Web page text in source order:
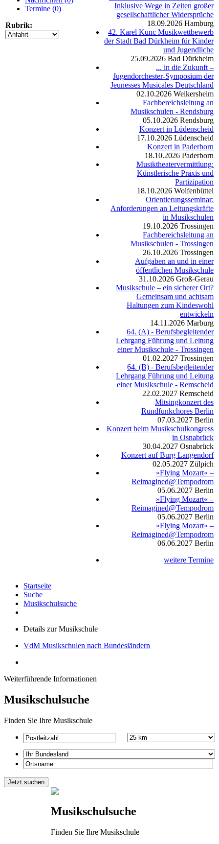
Termine (0)
Rubrik:
Inklusive Wege in Zeiten großer
gesellschaftlicher Widersprüche
18.09.2026 Hamburg
42. Karel Kunc Musikwettbewerb
der Stadt Bad Dürkheim für Kinder
und Jugendliche
25.09.2026 Bad Dürkheim
... in die Zukunft –
Jugendorchester-Symposium der
Jeunesses Musicales Deutschland
02.10.2026 Weikersheim
Fachbereichsleitung an
Musikschulen - Rendsburg
05.10.2026 Rendsburg
Konzert in Lüdenscheid
17.10.2026 Lüdenscheid
Konzert in Paderborn
18.10.2026 Paderborn
Musiktheatervermittlung:
Künstlerische Praxis und
Partizipation
18.10.2026 Wolfenbüttel
Orientierungsseminar:
Anforderungen an Leitungskräfte
in Musikschulen
19.10.2026 Trossingen
Fachbereichsleitung an
Musikschulen - Trossingen
26.10.2026 Trossingen
Aufgaben an und in einer
öffentlichen Musikschule
31.10.2026 Groß-Gerau
Musikschule – ein sicherer Ort?
Gemeinsam und achtsam
Haltungen zum Kindeswohl
entwickeln
14.11.2026 Marburg
64. (A) - Berufsbegleitender
Lehrgang Führung und Leitung
einer Musikschule - Trossingen
01.02.2027 Trossingen
64. (B) - Berufsbegleitender
Lehrgang Führung und Leitung
einer Musikschule - Remscheid
22.02.2027 Remscheid
Mitsingkonzert des
Rundfunkchores Berlin
07.03.2027 Berlin
Konzert beim Musikschulkongress
in Osnabrück
30.04.2027 Osnabrück
Konzert auf Burg Langendorf
02.05.2027 Zülpich
»Flying Mozart« –
Reimagined@Tempodrom
05.06.2027 Berlin
»Flying Mozart« –
Reimagined@Tempodrom
05.06.2027 Berlin
»Flying Mozart« –
Reimagined@Tempodrom
06.06.2027 Berlin
weitere Termine
Startseite
Suche
Musikschulsuche
Details zur Musikschule
VdM Musikschulen nach Bundesländern
Weiterführende Informationen
Musikschulsuche
Finden Sie Ihre Musikschule
Musikschulsuche
Finden Sie Ihre Musikschule